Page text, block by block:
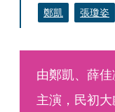
鄭凱 張瓊姿
由鄭凱、薛
主演，民初